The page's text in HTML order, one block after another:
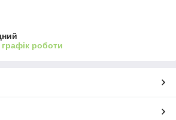
роботи